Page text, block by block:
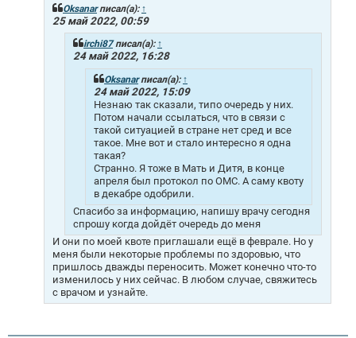
Oksanarписал(а): ↑
25 май 2022, 00:59
irchi87писал(а): ↑
24 май 2022, 16:28
Oksanarписал(а): ↑
24 май 2022, 15:09
Незнаю так сказали, типо очередь у них.
Потом начали ссылаться, что в связи с
такой ситуацией в стране нет сред и все
такое. Мне вот и стало интересно я одна
такая?
Странно. Я тоже в Мать и Дитя, в конце
апреля был протокол по ОМС. А саму квоту
в декабре одобрили.
Спасибо за информацию, напишу врачу сегодня
спрошу когда дойдёт очередь до меня
И они по моей квоте приглашали ещё в феврале. Но у
меня были некоторые проблемы по здоровью, что
пришлось дважды переносить. Может конечно что-то
изменилось у них сейчас. В любом случае, свяжитесь
с врачом и узнайте.